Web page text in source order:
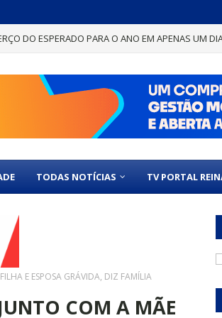
DO ESPERADO PARA O ANO EM APENAS UM
TODAS NOTÍCIAS TV PORTAL
E ESPOSA GRÁVIDA, DIZ FAMÍLIA
COM A MÃE